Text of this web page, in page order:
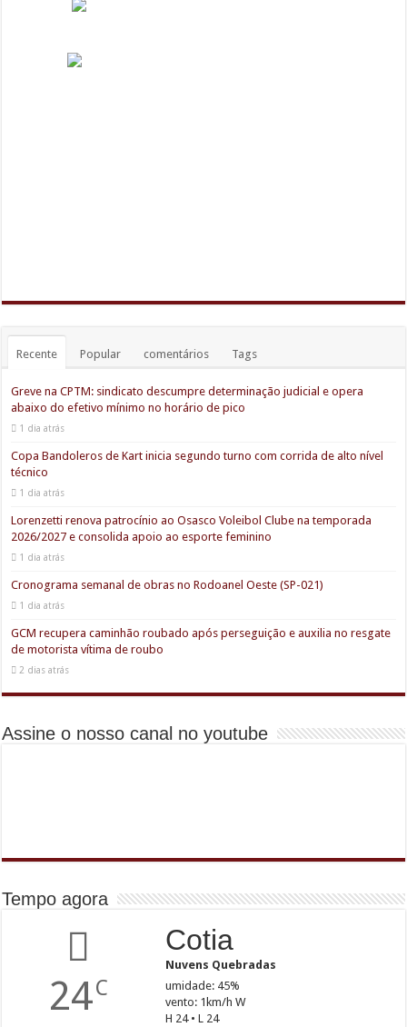
Recente Popular comentários Tags
Greve na CPTM: sindicato descumpre determinação judicial e opera
abaixo do efetivo mínimo no horário de pico
1 dia atrás
Copa Bandoleros de Kart inicia segundo turno com corrida de alto nível
técnico
1 dia atrás
Lorenzetti renova patrocínio ao Osasco Voleibol Clube na temporada
2026/2027 e consolida apoio ao esporte feminino
1 dia atrás
Cronograma semanal de obras no Rodoanel Oeste (SP-021)
1 dia atrás
GCM recupera caminhão roubado após perseguição e auxilia no resgate
de motorista vítima de roubo
2 dias atrás
Assine o nosso canal no youtube
Tempo agora
24C
Cotia
Nuvens Quebradas
umidade: 45%
vento: 1km/h W
H 24 • L 24